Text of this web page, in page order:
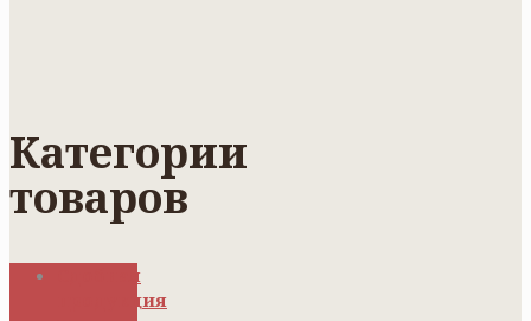
Категории
товаров
Сдобная
продукция